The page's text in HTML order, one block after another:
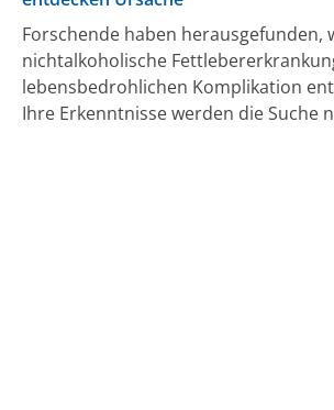
Forschende haben herausgefunden,
nichtalkoholische
lebensbedrohlichen Komplikation
Ihre Erkenntnisse werden die Suche
wurde vom Helmholtz Zentrum